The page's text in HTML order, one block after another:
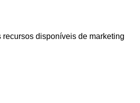
disponíveis de marketing